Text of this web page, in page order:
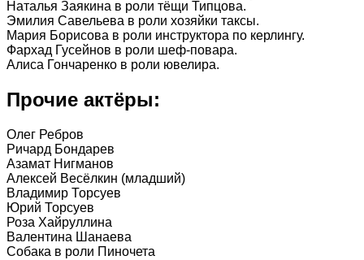
Наталья Заякина в роли тёщи Типцова.
Эмилия Савельева в роли хозяйки таксы.
Мария Борисова в роли инструктора по керлингу.
Фархад Гусейнов в роли шеф-повара.
Алиса Гончаренко в роли ювелира.
Прочие актёры:
Олег Ребров
Ричард Бондарев
Азамат Нигманов
Алексей Весёлкин (младший)
Владимир Торсуев
Юрий Торсуев
Роза Хайруллина
Валентина Шанаева
Собака в роли Пиночета